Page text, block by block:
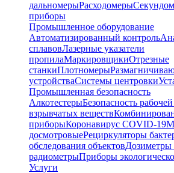
дальномерыРасходомеры
приборы
Промышленное оборудование
Автоматизированный контроль
сплавовЛазерные указатели
пропилаМаркировщикиОтрезные
станкиПлотномеры
устройстваСистемы центровки
Промышленная безопасность
АлкотестерыБезопасность
взрывчатых веществ
приборыКоронавирус COVID-19
досмотровыеРециркуляторы
обследования объектовДозиметры
радиометрыПриборы
Услуги